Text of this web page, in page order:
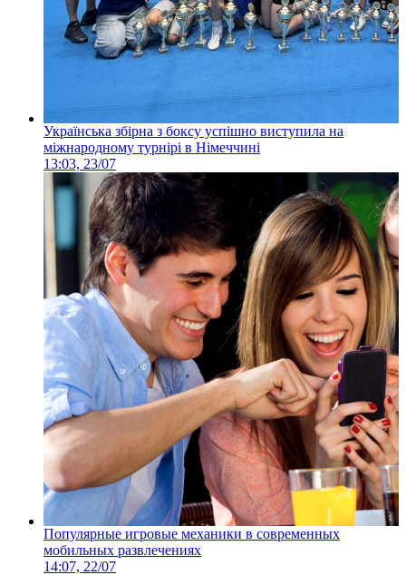
Українська збірна з боксу успішно виступила на
міжнародному турнірі в Німеччині
13:03, 23/07
Популярные игровые механики в современных
мобильных развлечениях
14:07, 22/07